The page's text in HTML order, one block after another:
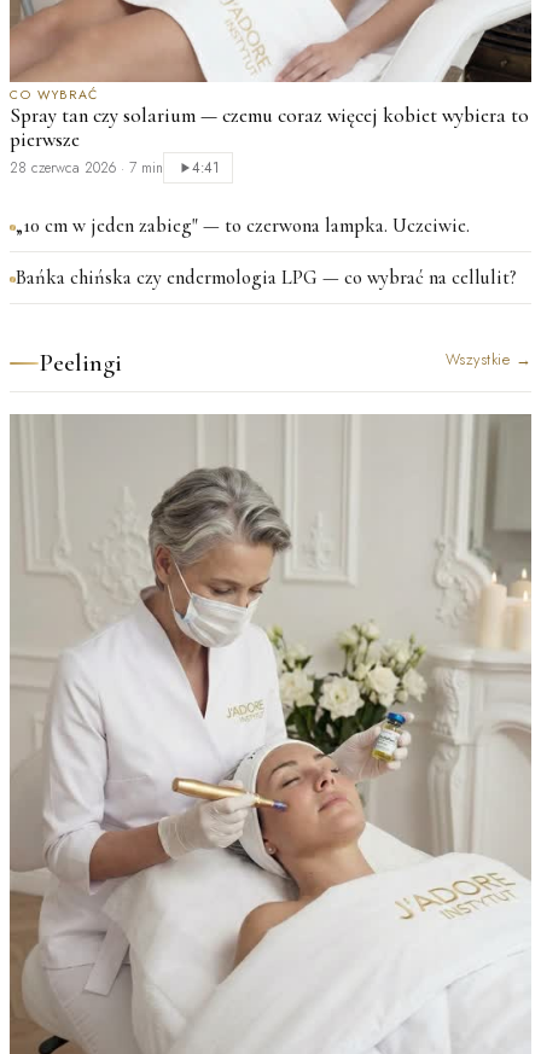
CO WYBRAĆ
Spray tan czy solarium — czemu coraz więcej kobiet wybiera to
pierwsze
28 czerwca 2026 · 7 min 4:41
„10 cm w jeden zabieg" — to czerwona lampka. Uczciwie.
Bańka chińska czy endermologia LPG — co wybrać na cellulit?
Peelingi Wszystkie →